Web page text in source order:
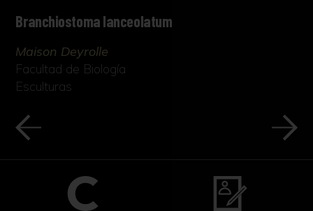
Branchiostoma lanceolatum
Maison Deyrolle
Facultad de Biología
Esculturas